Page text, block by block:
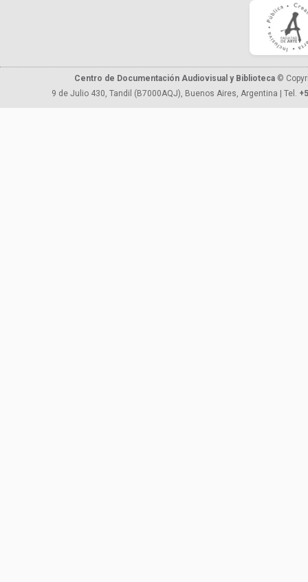
Centro de Documentación Audiovisual y Biblioteca ©
9 de Julio 430, Tandil (B7000AQJ), Buenos Aires, Argentina | Tel.